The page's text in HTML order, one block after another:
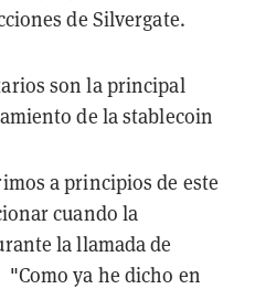
de Silvergate.
son la principal
de la stablecoin
a principios de este
cuando la
la llamada de
ya he dicho en